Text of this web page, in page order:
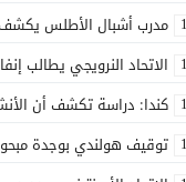
مدرب أشبال الأطلس يكشف
الاتحاد النرويجي يطالب
كندا: دراسة تكشف أن
توقيف هولندي بوجدة